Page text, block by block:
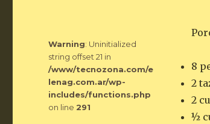
8
2
2
½
Warning: Uninitialized
string offset 21 in
/www/tecnozona.com/e
lenag.com.ar/wp-
includes/functions.php
on line 291